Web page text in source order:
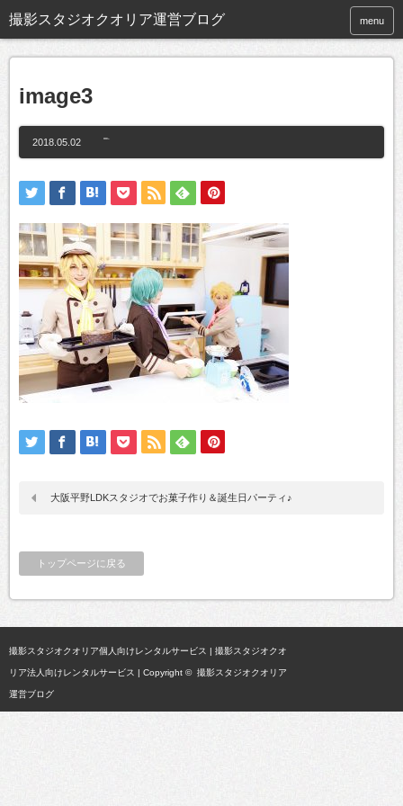
撮影スタジオクオリア運営ブログ menu
image3
2018.05.02
大阪平野LDKスタジオでお菓子作り＆誕生日パーティ♪
トップページに戻る
撮影スタジオクオリア個人向けレンタルサービス | 撮影スタジオクオ
リア法人向けレンタルサービス | Copyright © 撮影スタジオクオリア
運営ブログ